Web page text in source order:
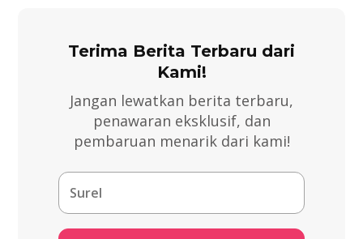
Terima Berita Terbaru dari
Kami!
Jangan lewatkan berita terbaru,
penawaran eksklusif, dan
pembaruan menarik dari kami!